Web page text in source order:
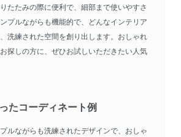
たたみの際に便利で、細部まで使いやすさ
プルながらも機能的で、どんなインテリア
洗練された空間を創り出します。おしゃれ
探しの方に、ぜひお試しいただきたい人気
たコーディネート例
ルながらも洗練されたデザインで、おしゃ